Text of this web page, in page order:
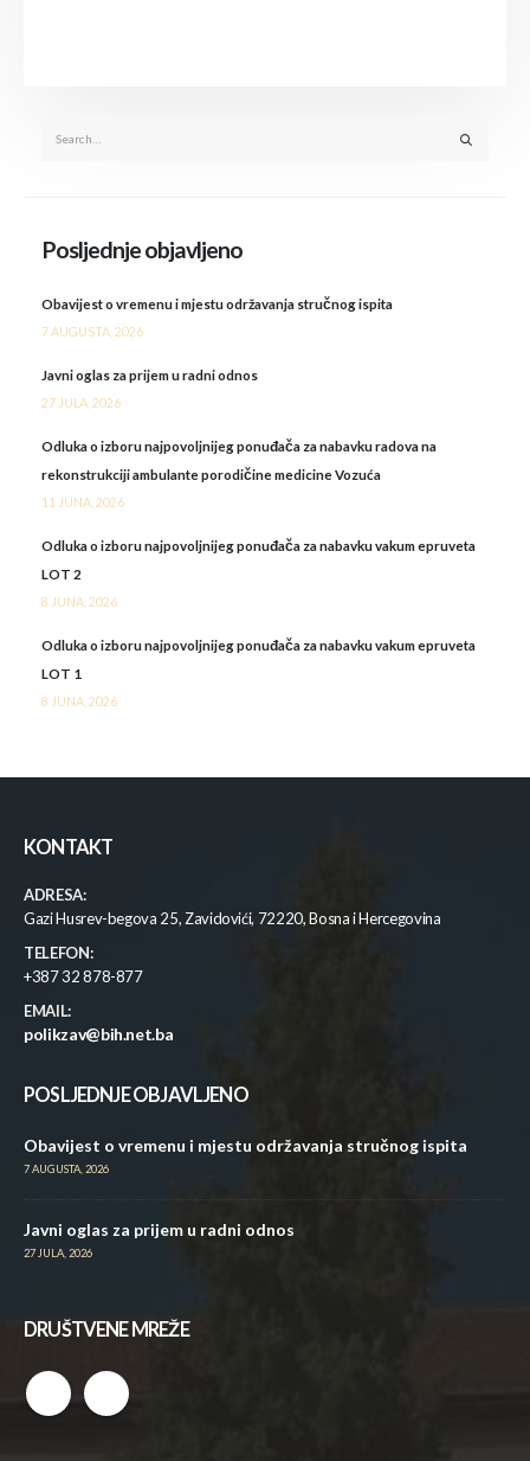
Posljednje objavljeno
Obavijest o vremenu i mjestu održavanja stručnog ispita
7 AUGUSTA, 2026
Javni oglas za prijem u radni odnos
27 JULA, 2026
Odluka o izboru najpovoljnijeg ponuđača za nabavku radova na
rekonstrukciji ambulante porodičine medicine Vozuća
11 JUNA, 2026
Odluka o izboru najpovoljnijeg ponuđača za nabavku vakum epruveta
LOT 2
8 JUNA, 2026
Odluka o izboru najpovoljnijeg ponuđača za nabavku vakum epruveta
LOT 1
8 JUNA, 2026
KONTAKT
ADRESA:
Gazi Husrev-begova 25, Zavidovići, 72220, Bosna i Hercegovina
TELEFON:
+387 32 878-877
EMAIL:
polikzav@bih.net.ba
POSLJEDNJE OBJAVLJENO
Obavijest o vremenu i mjestu održavanja stručnog ispita
7 AUGUSTA, 2026
Javni oglas za prijem u radni odnos
27 JULA, 2026
DRUŠTVENE MREŽE